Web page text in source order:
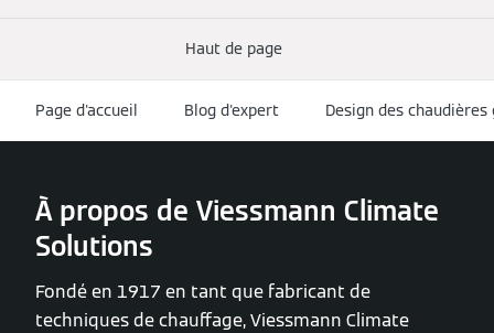
Haut de page
Page d'accueil Blog d'expert Design des
À propos de Viessmann Climate
Solutions
Fondé en 1917 en tant que fabricant de
techniques de chauffage, Viessmann Climate